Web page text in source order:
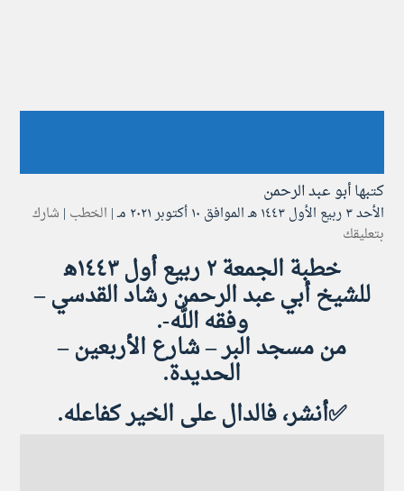
كتبهاأبو عبد الرحمن
الأحد ۳ ربيع الأول ۱٤٤۳ هـ الموافق ۱۰ أكتوبر ۲۰۲۱ مـ | الخطب | شارك
بتعليقك
خطبة الجمعة ٢ ربيع أول ١٤٤٣ه‍
للشيخ أبي عبد الرحمن رشاد القدسي –
وفقه الله-.
من مسجد البر – شارع الأربعين –
الحديدة.
✅أنشر، فالدال على الخير كفاعله.